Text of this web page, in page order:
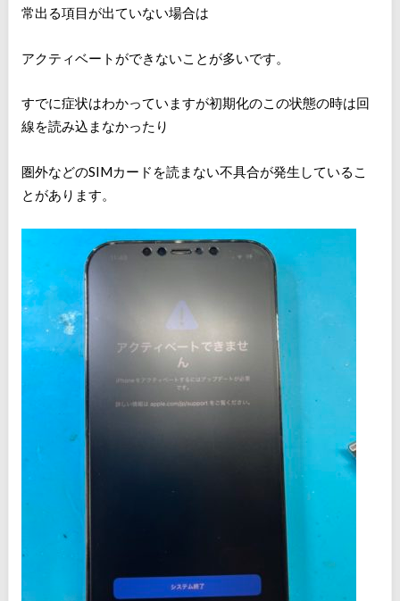
常出る項目が出ていない場合は
アクティベートができないことが多いです。
すでに症状はわかっていますが初期化のこの状態の時は回
線を読み込まなかったり
圏外などのSIMカードを読まない不具合が発生しているこ
とがあります。